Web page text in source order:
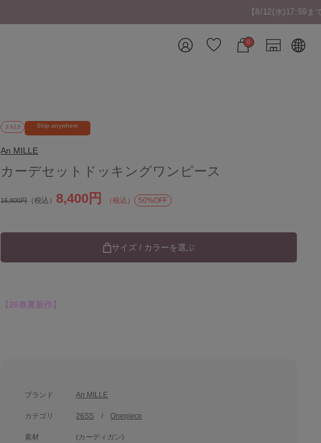
0
SALE Ship anywhere
An MILLE
カーデセットドッキングワンピース
16,800円（税込） 8,400円 （税込） 50%OFF
サイズ / カラーを選ぶ
【26春夏新作】
ブランド An MILLE
カテゴリ 26SS Onepiece
素材
(カーディガン)